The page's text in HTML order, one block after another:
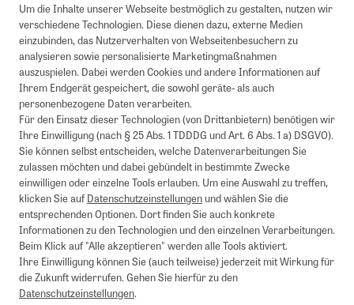
Um die Inhalte unserer Webseite bestmöglich zu gestalten, nutzen wir
verschiedene Technologien. Diese dienen dazu, externe Medien
einzubinden, das Nutzerverhalten von Webseitenbesuchern zu
analysieren sowie personalisierte Marketingmaßnahmen
auszuspielen. Dabei werden Cookies und andere Informationen auf
Ihrem Endgerät gespeichert, die sowohl geräte- als auch
personenbezogene Daten verarbeiten.
Für den Einsatz dieser Technologien (von Drittanbietern) benötigen wir
Ihre Einwilligung (nach § 25 Abs. 1 TDDDG und Art. 6 Abs. 1 a) DSGVO).
Sie können selbst entscheiden, welche Datenverarbeitungen Sie
zulassen möchten und dabei gebündelt in bestimmte Zwecke
einwilligen oder einzelne Tools erlauben. Um eine Auswahl zu treffen,
klicken Sie aufDatenschutzeinstellungenund wählen Sie die
entsprechenden Optionen. Dort finden Sie auch konkrete
Informationen zu den Technologien und den einzelnen Verarbeitungen.
Beim Klick auf "Alle akzeptieren" werden alle Tools aktiviert.
Ihre Einwilligung können Sie (auch teilweise) jederzeit mit Wirkung für
die Zukunft widerrufen. Gehen Sie hierfür zu den
Datenschutzeinstellungen.
Mindestbestellwert von 50€. Nicht anwendbar auf Produkte, die der
Buchpreisbindung unterliegen, ZEIT-Akademie, e-Books. Keine
Barauszahlung möglich. Nicht mit weiteren Gutscheinen/Rabatten
kombinierbar.
Briefsendungen sind vom kostenlosen Rückversand ausgeschlossen.
Weitere Informationen zu Rücksendungen finden Sie hier.
Alle Preise inkl. gesetzl. MwSt. zzgl. Versandkosten
Instagram Pinterest